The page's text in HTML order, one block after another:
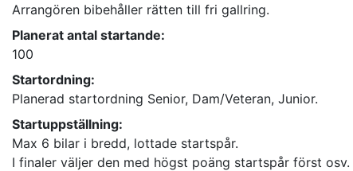
Arrangören bibehåller rätten till fri gallring.
Planerat antal startande:
100
Startordning:
Planerad startordning Senior, Dam/Veteran, Junior.
Startuppställning:
Max 6 bilar i bredd, lottade startspår.
I finaler väljer den med högst poäng startspår först osv.